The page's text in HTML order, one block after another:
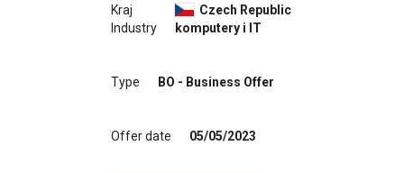
Kraj
Industry
Czech Republic
komputery i IT
Type BO - Business Offer
Offer date 05/05/2023